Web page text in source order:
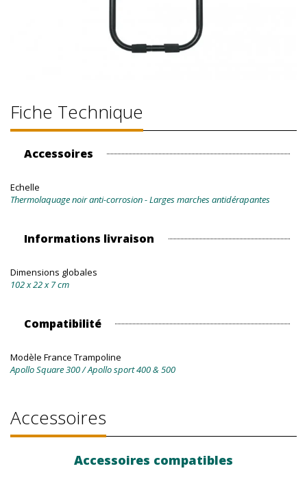
Fiche Technique
Accessoires
Echelle
Thermolaquage noir anti-corrosion - Larges marches antidérapantes
Informations livraison
Dimensions globales
102 x 22 x 7 cm
Compatibilité
Modèle France Trampoline
Apollo Square 300 / Apollo sport 400 & 500
Accessoires
Accessoires compatibles